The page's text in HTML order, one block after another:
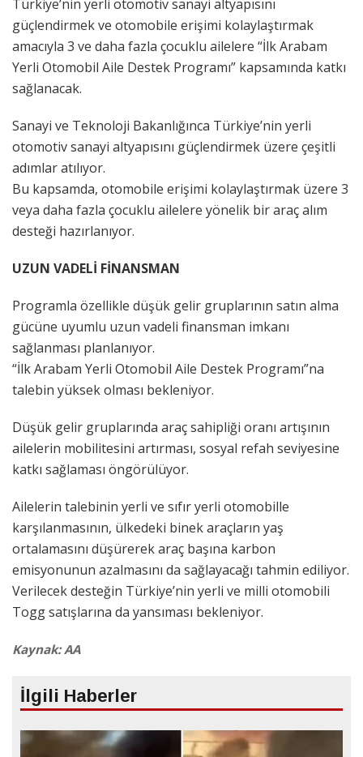
Türkiye’nin yerli otomotiv sanayi altyapısını
güçlendirmek ve otomobile erişimi kolaylaştırmak
amacıyla 3 ve daha fazla çocuklu ailelere “İlk Arabam
Yerli Otomobil Aile Destek Programı” kapsamında katkı
sağlanacak.
Sanayi ve Teknoloji Bakanlığınca Türkiye’nin yerli
otomotiv sanayi altyapısını güçlendirmek üzere çeşitli
adımlar atılıyor.
Bu kapsamda, otomobile erişimi kolaylaştırmak üzere 3
veya daha fazla çocuklu ailelere yönelik bir araç alım
desteği hazırlanıyor.
UZUN VADELİ FİNANSMAN
Programla özellikle düşük gelir gruplarının satın alma
gücüne uyumlu uzun vadeli finansman imkanı
sağlanması planlanıyor.
“İlk Arabam Yerli Otomobil Aile Destek Programı”na
talebin yüksek olması bekleniyor.
Düşük gelir gruplarında araç sahipliği oranı artışının
ailelerin mobilitesini artırması, sosyal refah seviyesine
katkı sağlaması öngörülüyor.
Ailelerin talebinin yerli ve sıfır yerli otomobille
karşılanmasının, ülkedeki binek araçların yaş
ortalamasını düşürerek araç başına karbon
emisyonunun azalmasını da sağlayacağı tahmin ediliyor.
Verilecek desteğin Türkiye’nin yerli ve milli otomobili
Togg satışlarına da yansıması bekleniyor.
Kaynak: AA
İlgili Haberler